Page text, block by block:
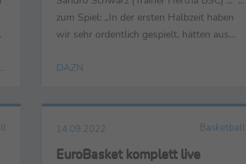
thinXpool TV GmbH
zum Spiel: „In der ersten Halbzeit haben
wir sehr ordentlich gespielt, hätten aus
andere Tormöglichkeit mehr kreieren
dann mehr ein Ringkampf, um ehrlich zu
DAZN
14.09.2022 Basketball
EuroBasket komplett live